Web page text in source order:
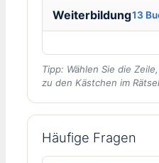
Weiterbildung13
Tipp: Wählen Sie die
zu den Kästchen im
Häufige Fragen